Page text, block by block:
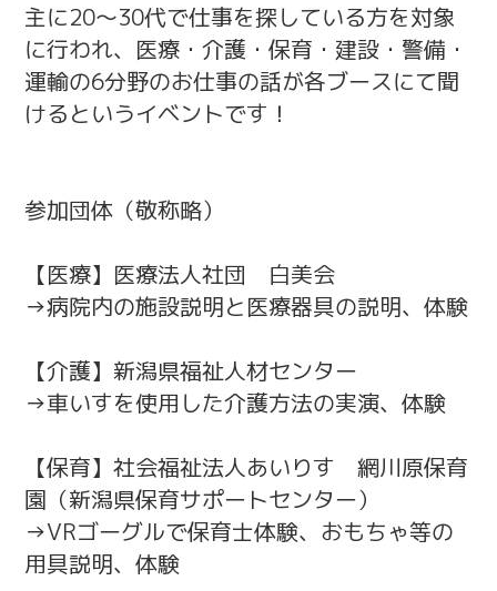
主に20～30代で仕事を探している方を対象
に行われ、医療・介護・保育・建設・警備・
運輸の6分野のお仕事の話が各ブースにて聞
けるというイベントです！
参加団体（敬称略）
【医療】医療法人社団 白美会
→病院内の施設説明と医療器具の説明、体験
【介護】新潟県福祉人材センター
→車いすを使用した介護方法の実演、体験
【保育】社会福祉法人あいりす 網川原保育
園（新潟県保育サポートセンター）
→VRゴーグルで保育士体験、おもちゃ等の
用具説明、体験